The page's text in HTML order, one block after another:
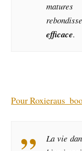
efficace.
Pour
La vie